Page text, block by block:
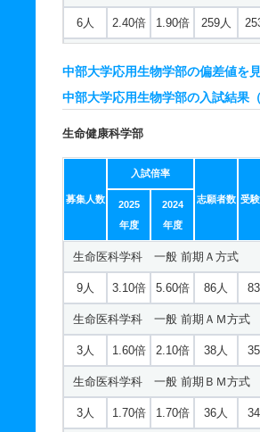
心理学科 一般 前期ＡＭ方式
5人 2.60倍 1.80倍 48人
心理学科 一般 前期ＢＭ方式
5人 3.50倍 2倍 43人
心理学科 一般 後期
6倍 1.10倍
心理学科 一般 共テ 前期プラス
2倍 2.10倍
心理学科 一般 共テ 前期２教科型
2人 2.20倍 5.90倍 51人
心理学科 一般 共テ 前期３教科型
2人 2.20倍 7倍 51人
心理学科 一般 共テ 前期５教科型
2人 2.20倍 2.50倍 51人
都市建設工学科 一般 共テ 前期
1.80倍 1倍
都市建設工学科 一般 ニ 後期５教
若干名 1.80倍 1.30倍 11人
都市建設工学科 推薦 公募制推薦
2人 1倍 － 3人 3
都市建設工学科 推薦 特技推薦
2人 － － －
都市建設工学科 推薦 公募制推薦
2人 2.30倍 － 16人
数理・物理サイエンス学科 推薦
2人 2.30倍 － 16人
ＡＩロボティクス学科 一般 前期
15人 3.90倍
7人 48人
ＡＩロボティクス学科 一般 前期Ｂ
7人 1.50倍 1.40倍 41人
ＡＩロボティクス学科 一般 後期
3人 1.80倍 1.80倍 9人
ＡＩロボティクス学科 一般 共テ
4人 1.60倍 2.40倍 62人 60
ＡＩロボティクス学科 一般 共テ
6人 2.40倍 1.90倍 259人
応用生物化学科 一般 共テ 前期５
3.20倍 2倍
応用生物化学科 一般 ニ 後期２
若干名 13倍 2倍 39人
応用生物化学科 一般 ニ 後期３
若干名 13倍 2.30倍 39人
応用生物化学科 一般 ニ 後期５
若干名 13倍 2.50倍 39人
応用生物化学科 推薦 特技推薦
中部大学応用生物学部の偏差値を
中部大学応用生物学部の入試結果
生命健康科学部
募集人数
入試倍率
志願者数 受
2025
年度
2024
年度
生命医科学科 一般 前期Ａ方式
9人 3.10倍 5.60倍 86人
生命医科学科 一般 前期ＡＭ方式
3人 1.60倍 2.10倍 38人
生命医科学科 一般 前期ＢＭ方式
3人 1.70倍 1.70倍 36人